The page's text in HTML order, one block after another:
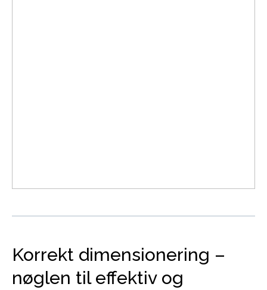
Korrekt dimensionering –
nøglen til effektiv og